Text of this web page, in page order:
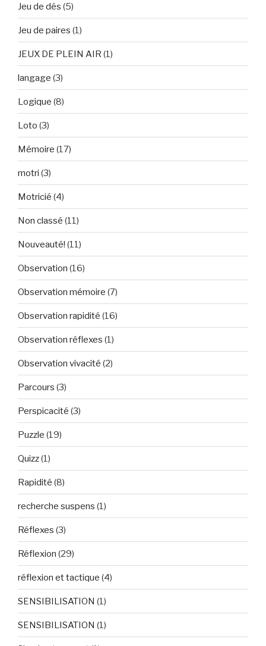
Jeu de dés (5)
Jeu de paires (1)
JEUX DE PLEIN AIR (1)
langage (3)
Logique (8)
Loto (3)
Mémoire (17)
motri (3)
Motricié (4)
Non classé (11)
Nouveauté! (11)
Observation (16)
Observation mémoire (7)
Observation rapidité (16)
Observation réflexes (1)
Observation vivacité (2)
Parcours (3)
Perspicacité (3)
Puzzle (19)
Quizz(1)
Rapidité (8)
recherche suspens (1)
Réflexes (3)
Réflexion (29)
réflexion et tactique (4)
SENSIBILISATION (1)
SENSIBILISATION (1)